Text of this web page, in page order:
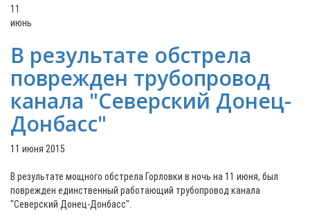
11
июнь
В результате обстрела
поврежден трубопровод
канала "Северский Донец-
Донбасс"
11 июня 2015
В результате мощного обстрела Горловки в ночь на 11 июня, был
поврежден единственный работающий трубопровод канала
"Северский Донец-Донбасс".